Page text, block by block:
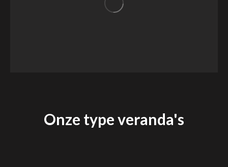
Onze type veranda's